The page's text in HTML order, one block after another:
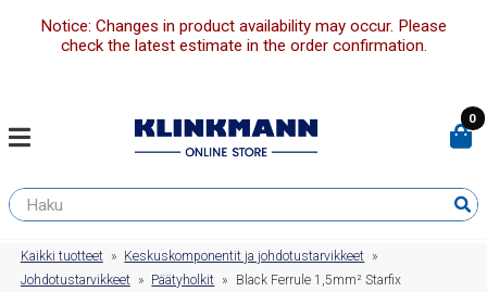
Notice: Changes in product availability may occur. Please
check the latest estimate in the order confirmation.
0
Kaikki tuotteet » Keskuskomponentit ja johdotustarvikkeet »
Johdotustarvikkeet » Päätyholkit » Black Ferrule 1,5mm² Starfix